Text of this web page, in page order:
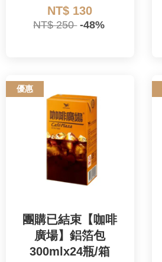
NT$ 130
NT$ 250 -48%
優惠
團購已結束【咖啡
廣場】鋁箔包
300mlx24瓶/箱